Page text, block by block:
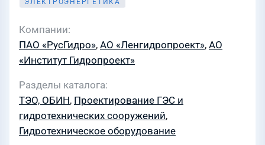
ЭЛЕКТРОЭНЕРГЕТИКА
Компании
ПАО «РусГидро», АО «Ленгидропроект», АО
«Институт Гидропроект»
Разделы каталога
ТЭО, ОБИН, Проектирование ГЭС и
гидротехнических сооружений,
Гидротехническое оборудование